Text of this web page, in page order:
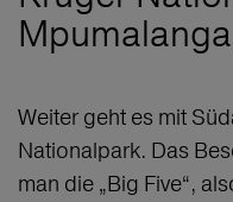
Weiter geht es mit
Nationalpark. Das
man die „Big Five“,